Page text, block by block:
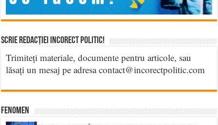
Scrie Redacției Incorect Politic!
Trimiteți materiale, documente pentru articole, sau
lăsați un mesaj pe adresa contact@incorectpolitic.com
Fenomen